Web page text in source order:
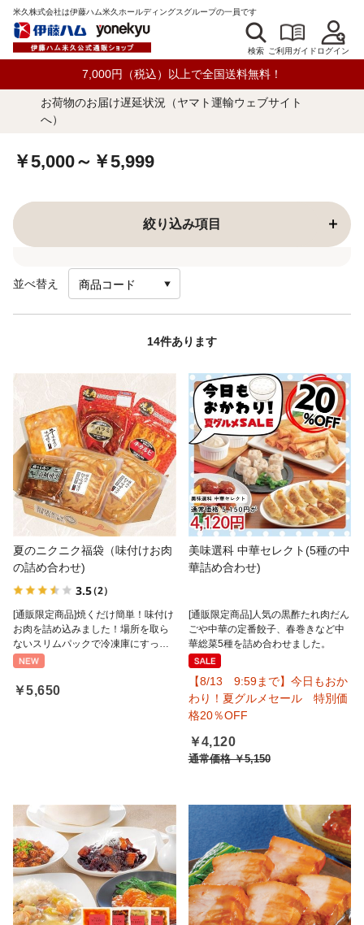
米久株式会社は伊藤ハム米久ホールディングスグループの一員です
検索 ご利用ガイドログイン
7,000円（税込）以上で全国送料無料！
お荷物のお届け遅延状況（ヤマト運輸ウェブサイト
へ）
￥5,000～￥5,999
絞り込み項目
並べ替え
14件あります
夏のニクニク福袋（味付けお肉
の詰め合わせ)
3.5（2）
[通販限定商品]焼くだけ簡単！味付け
お肉を詰め込みました！場所を取ら
ないスリムパックで冷凍庫にすっき
り収納。
￥5,650
美味選科 中華セレクト(5種の中
華詰め合わせ)
[通販限定商品]人気の黒酢たれ肉だん
ごや中華の定番餃子、春巻きなど中
華総菜5種を詰め合わせました。
【8/13 9:59まで】今日もおか
わり！夏グルメセール 特別価
格20％OFF
￥4,120
通常価格￥5,150